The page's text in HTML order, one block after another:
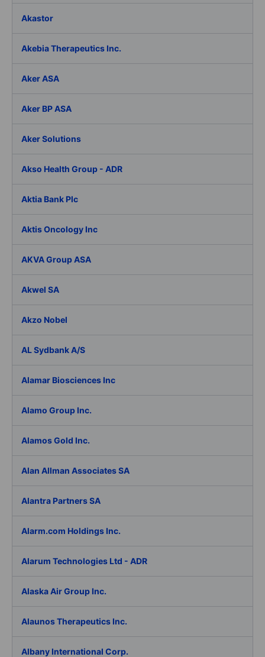
Akastor
Akebia Therapeutics Inc.
Aker ASA
Aker BP ASA
Aker Solutions
Akso Health Group - ADR
Aktia Bank Plc
Aktis Oncology Inc
AKVA Group ASA
Akwel SA
Akzo Nobel
AL Sydbank A/S
Alamar Biosciences Inc
Alamo Group Inc.
Alamos Gold Inc.
Alan Allman Associates SA
Alantra Partners SA
Alarm.com Holdings Inc.
Alarum Technologies Ltd - ADR
Alaska Air Group Inc.
Alaunos Therapeutics Inc.
Albany International Corp.